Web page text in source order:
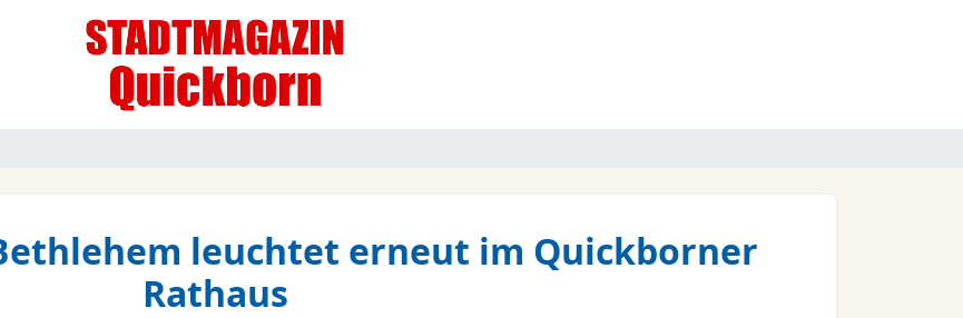
leuchtet erneut im Quickborner
Rathaus